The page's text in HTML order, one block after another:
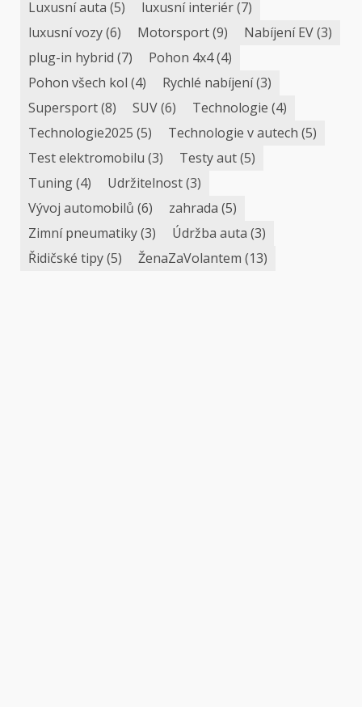
Luxusní auta (5) luxusní interiér(7)
luxusní vozy(6) Motorsport(9) Nabíjení EV(3)
plug-in hybrid (7) Pohon 4x4(4)
Pohon všech kol (4) Rychlé nabíjení(3)
Supersport(8) SUV(6) Technologie (4)
Technologie2025 (5) Technologie v autech (5)
Test elektromobilu (3) Testy aut(5)
Tuning(4) Udržitelnost(3)
Vývoj automobilů (6) zahrada (5)
Zimní pneumatiky(3) Údržba auta (3)
Řidičské tipy(5) ŽenaZaVolantem (13)